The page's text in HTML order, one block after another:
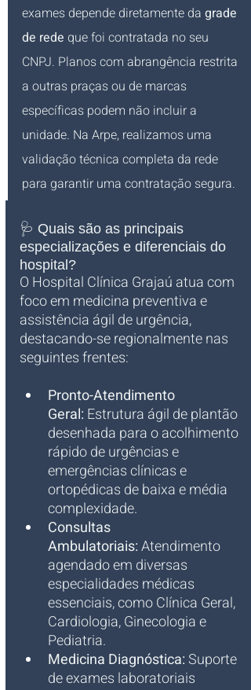
exames depende diretamente da grade
de rede que foi contratada no seu
CNPJ. Planos com abrangência restrita
a outras praças ou de marcas
específicas podem não incluir a
unidade. Na Arpe, realizamos uma
validação técnica completa da rede
para garantir uma contratação segura.
🩺 Quais são as principais
especializações e diferenciais do
hospital?
O Hospital Clínica Grajaú atua com
foco em medicina preventiva e
assistência ágil de urgência,
destacando-se regionalmente nas
seguintes frentes:
Pronto-Atendimento
Geral: Estrutura ágil de plantão
desenhada para o acolhimento
rápido de urgências e
emergências clínicas e
ortopédicas de baixa e média
complexidade.
Consultas
Ambulatoriais: Atendimento
agendado em diversas
especialidades médicas
essenciais, como Clínica Geral,
Cardiologia, Ginecologia e
Pediatria.
Medicina Diagnóstica: Suporte
de exames laboratoriais